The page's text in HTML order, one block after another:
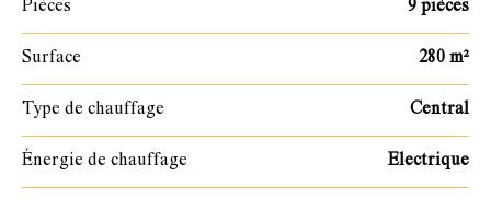
Pièces 9 pièces
Surface 280 m²
Type de chauffage Central
Énergie de chauffage Electrique